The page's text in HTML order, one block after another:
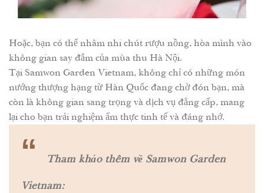
Hoặc, bạn có thể nhâm nhi chút rượu nồng, hòa mình vào
không gian say đắm của mùa thu Hà Nội.
Tại Samwon Garden Vietnam, không chỉ có những món
nướng thượng hạng từ Hàn Quốc đang chờ đón bạn, mà
còn là không gian sang trọng và dịch vụ đẳng cấp, mang
lại cho bạn trải nghiệm ẩm thực tinh tế và đáng nhớ.
“ Tham khảo thêm về Samwon Garden
Vietnam: